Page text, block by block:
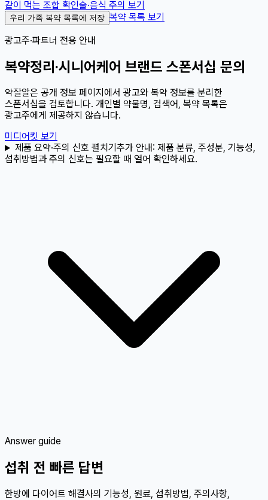
같이 먹는 조합 확인술·음식 주의 보기
우리 가족 복약 목록에 저장 복약 목록 보기
광고주·파트너 전용 안내
복약정리·시니어케어 브랜드 스폰서십 문의
약잘알은 공개 정보 페이지에서 광고와 복약 정보를 분리한
스폰서십을 검토합니다. 개인별 약물명, 검색어, 복약 목록은
광고주에게 제공하지 않습니다.
미디어킷 보기
제품 요약·주의 신호 펼치기 추가 안내: 제품 분류, 주성분, 기능성,
섭취방법과 주의 신호는 필요할 때 열어 확인하세요.
Answer guide
섭취 전 빠른 답변
한방에 다이어트 해결사의 기능성, 원료, 섭취방법, 주의사항,